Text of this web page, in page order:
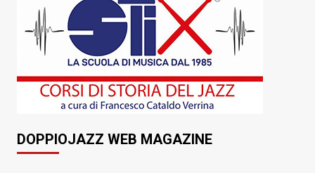
DOPPIOJAZZ WEB MAGAZINE